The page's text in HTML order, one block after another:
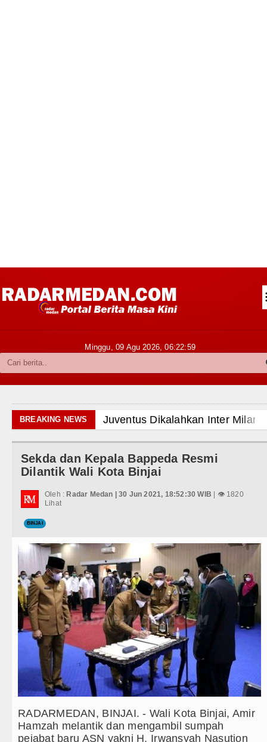
Kabupaten Karo
Politik
Olahraga
Internasional
Wisata
TIPS dan TRIK
+ Lainnya
Kesehatan
Kuliner
Minggu, 09 Agu 2026,06:23:01
BREAKING NEWS Juventus Dikalahkan Inter Milan
PSG Ditahan Manchester
Chelsea Gilas AC Milan di Laga
Ketua GRIB Jaya Labuhanbatu
Rico Waas : Kemerdekaan
Kurang dari 6 Jam, Polsek
Liverpool vs Monaco Laga
Tim Gabungan Ringkus 3
Emma Raducanu Absen di
Juventus Dikalahkan Inter Milan
PSG Ditahan Manchester
Chelsea Gilas AC Milan di Laga
Sekda dan Kepala Bappeda Resmi
Dilantik Wali Kota Binjai
Oleh : Radar Medan | 30 Jun 2021, 18:52:30 WIB | 👁 1820
Lihat
BINJAI
RADARMEDAN, BINJAI. - Wali Kota Binjai, Amir
Hamzah melantik dan mengambil sumpah
pejabat baru ASN yakni H. Irwansyah Nasution